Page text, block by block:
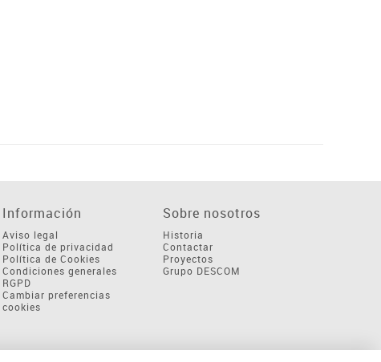
Información
Aviso legal
Política de privacidad
Política de Cookies
Condiciones generales
RGPD
Cambiar preferencias
cookies
Sobre nosotros
Historia
Contactar
Proyectos
Grupo DESCOM